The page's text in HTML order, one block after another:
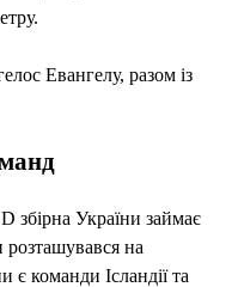
Евангелу, разом із
збірна України займає
розташувався на
є команди Ісландії та